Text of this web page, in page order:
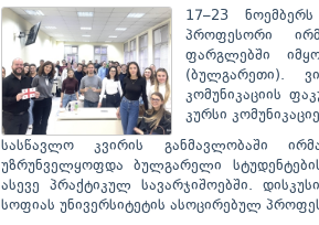
17–23
პროფესორი
ფარგლებში
(ბულგარეთი).
კომუნიკაციის
კურსი
სასწავლო კვირის განმავლობაში
უზრუნველყოფდა ბულგარელი
ასევე პრაქტიკულ სავარჯიშოებში.
სოფიას უნივერსიტეტის ასოცირებულ